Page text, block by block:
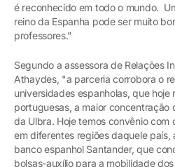
é reconhecido em todo o mundo.
reino da Espanha pode ser muito
professores."
Segundo a assessora de Relações
Athaydes, "a parceria corrobora o
universidades espanholas, que
portuguesas, a maior concentração
da Ulbra. Hoje temos convênio com
em diferentes regiões daquele país,
banco espanhol Santander, que
bolsas-auxílio para a mobilidade